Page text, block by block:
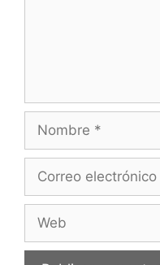
electrónico